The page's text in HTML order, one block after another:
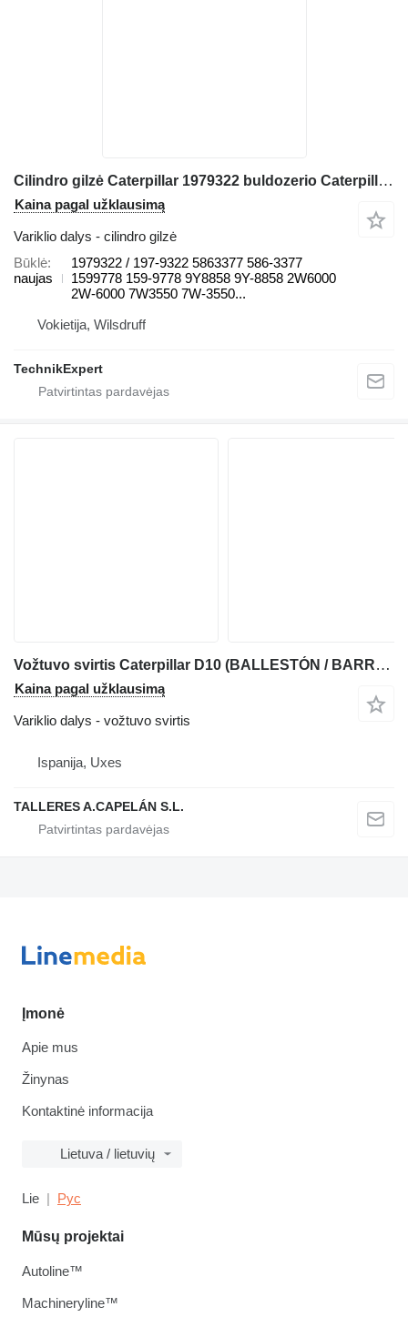
Cilindro gilzė Caterpillar 1979322 buldozerio Caterpillar D10 D8 GC D8GC D8T D8R D8L D10T2 D9R D8R II D9L D9N D10N D10R D10T
Kaina pagal užklausimą
Variklio dalys - cilindro gilzė
Būklė
naujas
1979322 / 197-9322 5863377 586-3377
1599778 159-9778 9Y8858 9Y-8858 2W6000
2W-6000 7W3550 7W-3550...
Vokietija, Wilsdruff
TechnikExpert
Vožtuvo svirtis Caterpillar D10 (BALLESTÓN / BARRA COMPENSADORA) buldozerio Caterpillar D10
Kaina pagal užklausimą
Variklio dalys - vožtuvo svirtis
Ispanija, Uxes
TALLERES A.CAPELÁN S.L.
Įmonė
Apie mus
Žinynas
Kontaktinė informacija
Lietuva / lietuvių
Lie Рус
Mūsų projektai
Autoline™
Machineryline™